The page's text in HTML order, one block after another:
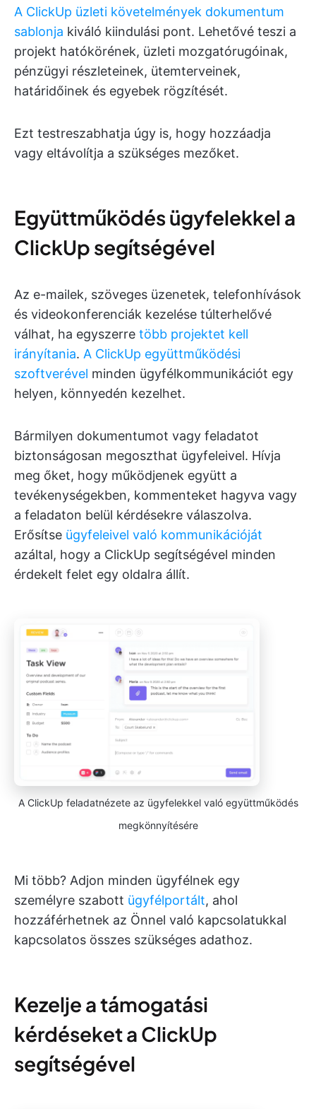
A ClickUp üzleti követelmények dokumentum
sablonja kiváló kiindulási pont. Lehetővé teszi a
projekt hatókörének, üzleti mozgatórugóinak,
pénzügyi részleteinek, ütemterveinek,
határidőinek és egyebek rögzítését.
Ezt testreszabhatja úgy is, hogy hozzáadja
vagy eltávolítja a szükséges mezőket.
Együttműködés ügyfelekkel a
ClickUp segítségével
Az e-mailek, szöveges üzenetek, telefonhívások
és videokonferenciák kezelése túlterhelővé
válhat, ha egyszerre több projektet kell
irányítania. A ClickUp együttműködési
szoftverével minden ügyfélkommunikációt egy
helyen, könnyedén kezelhet.
Bármilyen dokumentumot vagy feladatot
biztonságosan megoszthat ügyfeleivel. Hívja
meg őket, hogy működjenek együtt a
tevékenységekben, kommenteket hagyva vagy
a feladaton belül kérdésekre válaszolva.
Erősítse ügyfeleivel való kommunikációját
azáltal, hogy a ClickUp segítségével minden
érdekelt felet egy oldalra állít.
A ClickUp feladatnézete az ügyfelekkel való együttműködés
megkönnyítésére
Mi több? Adjon minden ügyfélnek egy
személyre szabott ügyfélportált, ahol
hozzáférhetnek az Önnel való kapcsolatukkal
kapcsolatos összes szükséges adathoz.
Kezelje a támogatási
kérdéseket a ClickUp
segítségével